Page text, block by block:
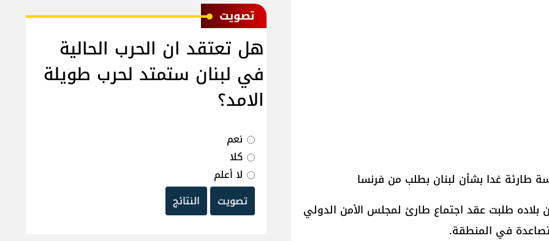
غدا بشأن لبنان بطلب من فرنسا
بلاده طلبت عقد اجتماع طارئ لمجلس الأمن الدولي
في المنطقة.
ﺗﺼﻮﻳﺖ
هل تعتقد ان الحرب الحالية
في لبنان ستمتد لحرب طويلة
الامد؟
نعم
كلا
لا أعلم
تصويت
النتائج